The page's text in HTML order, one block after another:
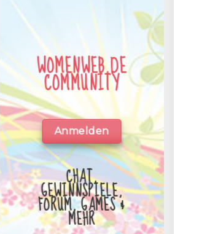
WOMENWEB.DE
COMMUNITY
Anmelden
CHAT,
GEWINNSPIELE,
FORUM, GAMES &
MEHR